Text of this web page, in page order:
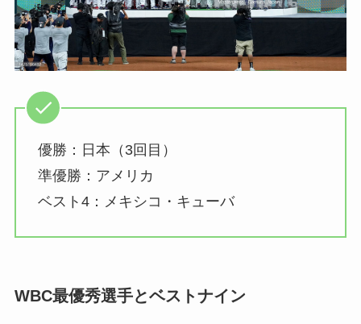
優勝：日本（3回目）
準優勝：アメリカ
ベスト4：メキシコ・キューバ
WBC最優秀選手とベストナイン